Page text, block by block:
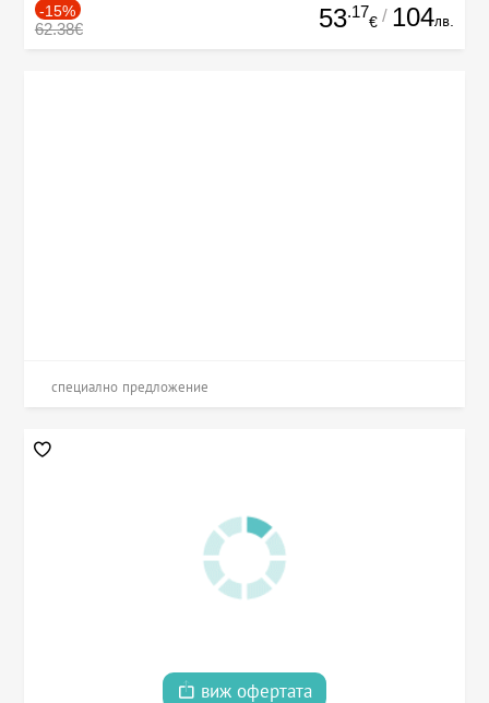
-15%
62.38€ 53.17
€ / 104лв.
специално предложение
виж офертата